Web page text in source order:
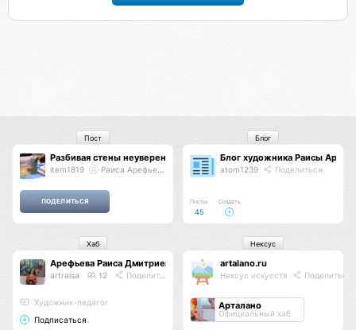
Разбивая стены неуверенности
item1819 Раиса Арефьева
Пост
Блог художника Раисы
atom1239 Поделиться
Посты
45
Создать
Блог
Арефьева Раиса Дмитриевна
artraisa 12 Поделиться
Художник-педагог
Подписаться
Хаб
artalano.ru
Нексус искусств Поделиться
Арталано
Официальный хаб
Нексус